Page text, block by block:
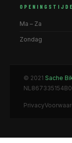
Ma – Za
Zondag
© 2021 Sache
Privacy